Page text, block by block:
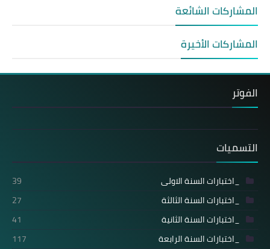
المشاركات الشائعة
المشاركات الأخيرة
الفوتر
التسميات
_اختبارات السنة الاولى
39
_اختبارات السنة الثالثة
27
_اختبارات السنة الثانية
41
_اختبارات السنة الرابعة
117